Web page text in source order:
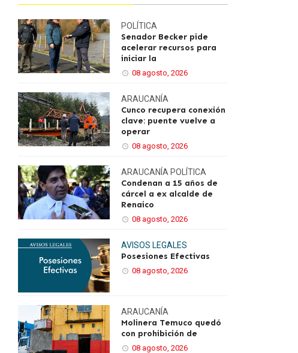
POLÍTICA
Senador Becker pide
acelerar recursos para
iniciar la
08 agosto, 2026
ARAUCANÍA
Cunco recupera conexión
clave: puente vuelve a
operar
08 agosto, 2026
ARAUCANÍA POLÍTICA
Condenan a 15 años de
cárcel a ex alcalde de
Renaico
08 agosto, 2026
AVISOS LEGALES
Posesiones Efectivas
08 agosto, 2026
ARAUCANÍA
Molinera Temuco quedó
con prohibición de
08 agosto, 2026